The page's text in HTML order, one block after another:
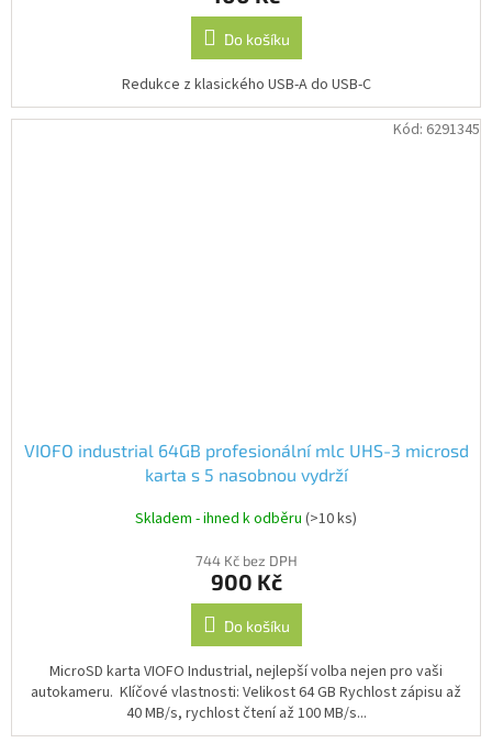
Do košíku
Redukce z klasického USB-A do USB-C
VIOFO industrial 64GB profesionální mlc UHS-3 microsd
karta s 5 nasobnou vydrží
Skladem - ihned k odběru (>10 ks)
744 Kč bez DPH
900 Kč
Do košíku
MicroSD karta VIOFO Industrial, nejlepší volba nejen pro vaši
autokameru. Klíčové vlastnosti: Velikost 64 GB Rychlost zápisu až
40 MB/s, rychlost čtení až 100 MB/s...
Kód: 6291345